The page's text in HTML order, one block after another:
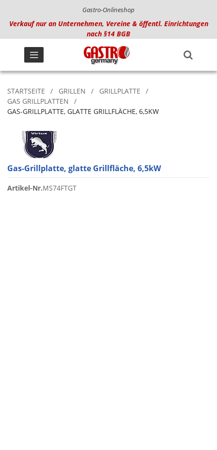
Gastro-Onlineshop
Verkauf nur an Unternehmen, Vereine & öffentl. Einrichtungen
nach §14 BGB
STARTSEITE GRILLEN
GRILLPLATTE
GAS GRILLPLATTEN
GAS-GRILLPLATTE, GLATTE GRILLFLÄCHE, 6,5KW
Gas-Grillplatte, glatte Grillfläche, 6,5kW
Artikel-Nr.MS74FTGT